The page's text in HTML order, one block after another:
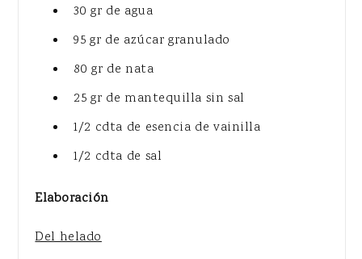
30 gr de agua
95 gr de azúcar granulado
80 gr de nata
25 gr de mantequilla sin sal
1/2 cdta de esencia de vainilla
1/2 cdta de sal
Elaboración
Del helado